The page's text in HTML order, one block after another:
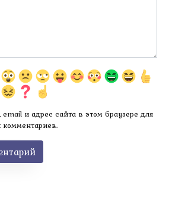
и адрес сайта в этом браузере для